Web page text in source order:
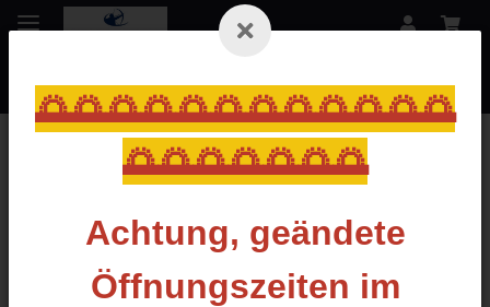
🌅🌅🌅🌅🌅🌅🌅🌅🌅🌅🌅🌅
🌅🌅🌅🌅🌅🌅🌅
Achtung, geändete
Öffnungszeiten im
Zurück zur Liste Naturfedern